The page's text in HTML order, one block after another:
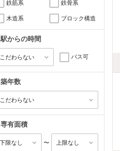
鉄筋系 鉄骨系
木造系 ブロック構造
駅からの時間
バス可
築年数
専有面積
〜